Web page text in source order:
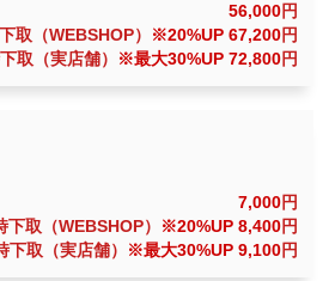
56,000円
取（WEBSHOP）
※20%UP 67,200円
取（実店舗）
※最大30%UP 72,800円
7,000円
下取（WEBSHOP）
※20%UP 8,400円
下取（実店舗）
※最大30%UP 9,100円